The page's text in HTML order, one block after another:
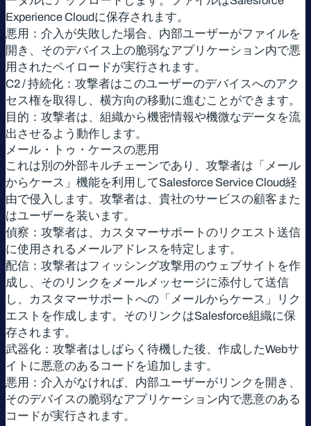
Experience Cloudに保存されます。
悪用：介入が失敗した場合、内部ユーザーがファイルを
開き、そのデバイス上の脆弱なアプリケーション内で悪
用されたペイロードが実行されます。
C2 / 持続化：攻撃者はこのユーザーのデバイスへのアク
セス権を取得し、横方向の移動に進むことができます。
目的：攻撃者は、組織から機密情報や機微なデータを流
出させるよう動作します。
メール・トゥ・ケースの悪用
これは別の外部キルチェーンであり、攻撃者は「メール
からケース」機能を利用してSalesforce Service Cloud経
由で侵入します。攻撃者は、貴社のサービスの顧客また
はユーザーを装います。
偵察：攻撃者は、カスタマーサポートのリクエスト送信
に使用されるメールアドレスを特定します。
配信：攻撃者はフィッシング攻撃用のウェブサイトを作
成し、そのリンクをメールメッセージに添付して送信
し、カスタマーサポートへの「メールからケース」リク
エストを作成します。そのリンクはSalesforce組織に保
存されます。
武器化：攻撃者はしばらく待機した後、作成したWebサ
イトに悪意のあるコードを追加します。
悪用：介入がなければ、内部ユーザーがリンクを開き、
そのデバイスの脆弱なアプリケーション内で悪意のある
コードが実行されます。